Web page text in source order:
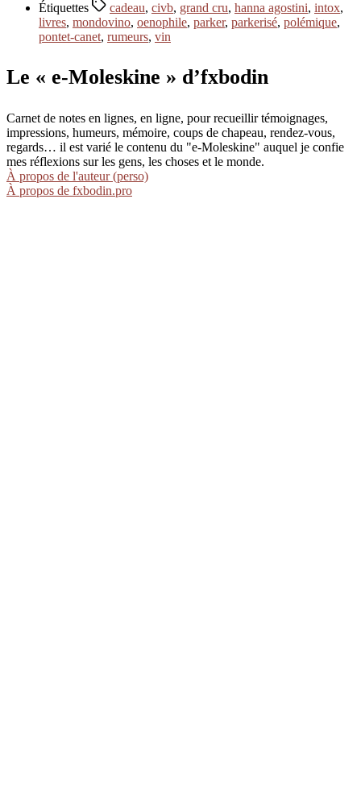
Étiquettes cadeau, civb, grand cru, hanna agostini, intox,
livres, mondovino, oenophile, parker, parkerisé, polémique,
pontet-canet, rumeurs, vin
Le « e-Moleskine » d’fxbodin
Carnet de notes en lignes, en ligne, pour recueillir témoignages,
impressions, humeurs, mémoire, coups de chapeau, rendez-vous,
regards… il est varié le contenu du "e-Moleskine" auquel je confie
mes réflexions sur les gens, les choses et le monde.
À propos de l'auteur (perso)
À propos de fxbodin.pro